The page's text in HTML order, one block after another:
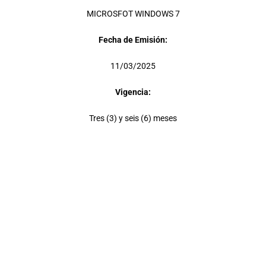
MICROSFOT WINDOWS 7
Fecha de Emisión:
11/03/2025
Vigencia:
Tres (3) y seis (6) meses